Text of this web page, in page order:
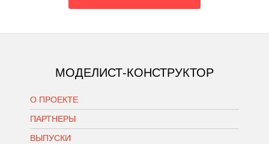
МОДЕЛИСТ-КОНСТРУКТОР
О ПРОЕКТЕ
ПАРТНЕРЫ
ВЫПУСКИ